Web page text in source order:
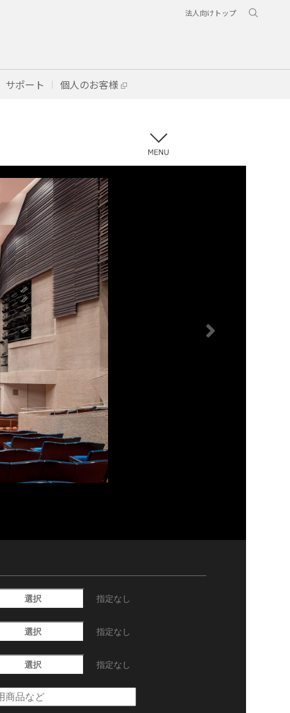
法人向けトップ
サポート 個人のお客様
選択 指定なし
選択 指定なし
選択 指定なし